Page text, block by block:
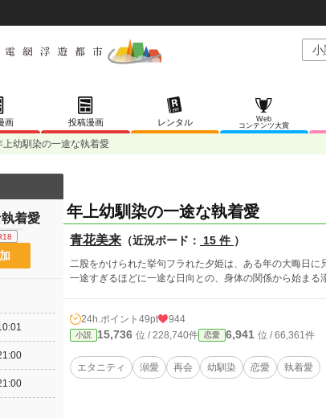
画 投稿漫画 レンタル
Web
コンテンツ大賞
上幼馴染の一途な執着愛
年上幼馴染の一途な執着愛
青花美来 （近況ボード： 15 件 ）
二股をかけられた挙句フラれた夕姫は、ある年の大晦日に
一途すぎるほどに一途な日向との、身体の関係から始まる
24h.ポイント 49pt 944
小説 15,736 位 / 228,740件 恋愛 6,941 位 / 66,361件
エタニティ 溺愛 再会 幼馴染 恋愛 執着愛
着愛